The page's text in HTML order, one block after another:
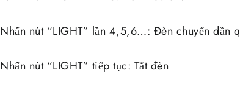
Nhấn nút “LIGHT” lần 4,5,6…: Đèn chuyển dần
Nhấn nút “LIGHT” tiếp tục: Tắt đèn